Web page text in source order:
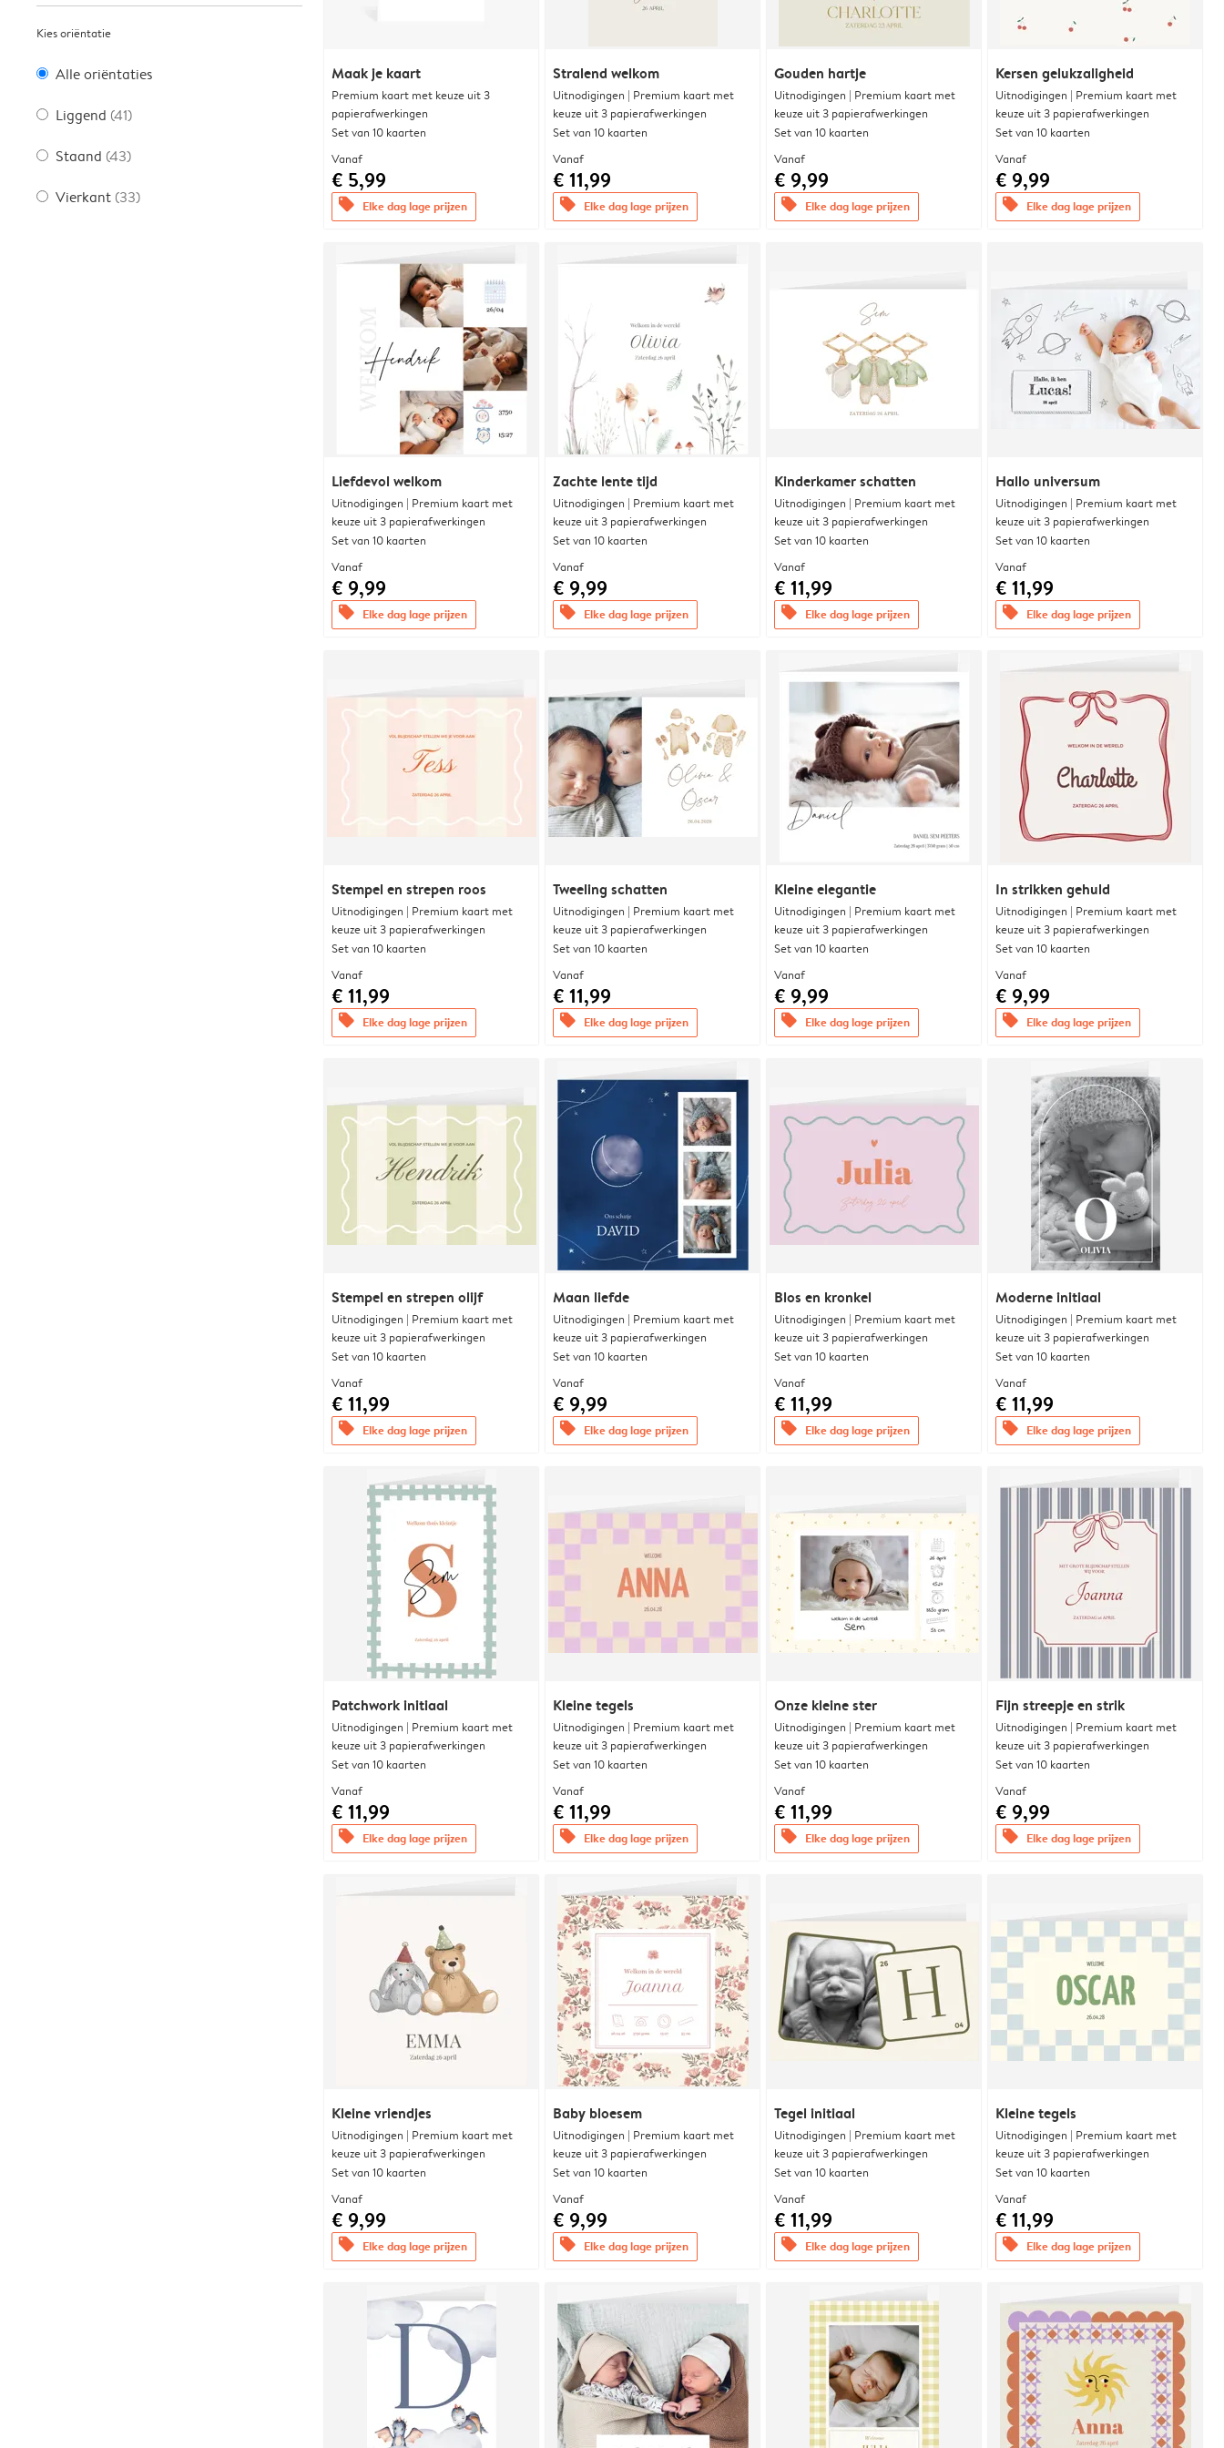
Kies oriëntatie
Alle oriëntaties
Liggend (41)
Staand (43)
Vierkant (33)
Maak je kaart
Premium kaart met keuze uit 3
papierafwerkingen
Set van 10 kaarten
Vanaf
€ 5,99
offers Elke dag lage prijzen
Stralend welkom
Uitnodigingen | Premium kaart met
keuze uit 3 papierafwerkingen
Set van 10 kaarten
Vanaf
€ 11,99
offers Elke dag lage prijzen
Gouden hartje
Uitnodigingen | Premium kaart met
keuze uit 3 papierafwerkingen
Set van 10 kaarten
Vanaf
€ 9,99
offers Elke dag lage prijzen
Kersen gelukzaligheid
Uitnodigingen | Premium kaart met
keuze uit 3 papierafwerkingen
Set van 10 kaarten
Vanaf
€ 9,99
offers Elke dag lage prijzen
Liefdevol welkom
Uitnodigingen | Premium kaart met
keuze uit 3 papierafwerkingen
Set van 10 kaarten
Vanaf
€ 9,99
offers Elke dag lage prijzen
Zachte lente tijd
Uitnodigingen | Premium kaart met
keuze uit 3 papierafwerkingen
Set van 10 kaarten
Vanaf
€ 9,99
offers Elke dag lage prijzen
Kinderkamer schatten
Uitnodigingen | Premium kaart met
keuze uit 3 papierafwerkingen
Set van 10 kaarten
Vanaf
€ 11,99
offers Elke dag lage prijzen
Hallo universum
Uitnodigingen | Premium kaart met
keuze uit 3 papierafwerkingen
Set van 10 kaarten
Vanaf
€ 11,99
offers Elke dag lage prijzen
Stempel en strepen roos
Uitnodigingen | Premium kaart met
keuze uit 3 papierafwerkingen
Set van 10 kaarten
Vanaf
€ 11,99
offers Elke dag lage prijzen
Tweeling schatten
Uitnodigingen | Premium kaart met
keuze uit 3 papierafwerkingen
Set van 10 kaarten
Vanaf
€ 11,99
offers Elke dag lage prijzen
Kleine elegantie
Uitnodigingen | Premium kaart met
keuze uit 3 papierafwerkingen
Set van 10 kaarten
Vanaf
€ 9,99
offers Elke dag lage prijzen
In strikken gehuld
Uitnodigingen | Premium kaart met
keuze uit 3 papierafwerkingen
Set van 10 kaarten
Vanaf
€ 9,99
offers Elke dag lage prijzen
Stempel en strepen olijf
Uitnodigingen | Premium kaart met
keuze uit 3 papierafwerkingen
Set van 10 kaarten
Vanaf
€ 11,99
offers Elke dag lage prijzen
Maan liefde
Uitnodigingen | Premium kaart met
keuze uit 3 papierafwerkingen
Set van 10 kaarten
Vanaf
€ 9,99
offers Elke dag lage prijzen
Blos en kronkel
Uitnodigingen | Premium kaart met
keuze uit 3 papierafwerkingen
Set van 10 kaarten
Vanaf
€ 11,99
offers Elke dag lage prijzen
Moderne initiaal
Uitnodigingen | Premium kaart met
keuze uit 3 papierafwerkingen
Set van 10 kaarten
Vanaf
€ 11,99
offers Elke dag lage prijzen
Patchwork initiaal
Uitnodigingen | Premium kaart met
keuze uit 3 papierafwerkingen
Set van 10 kaarten
Vanaf
€ 11,99
offers Elke dag lage prijzen
Kleine tegels
Uitnodigingen | Premium kaart met
keuze uit 3 papierafwerkingen
Set van 10 kaarten
Vanaf
€ 11,99
offers Elke dag lage prijzen
Onze kleine ster
Uitnodigingen | Premium kaart met
keuze uit 3 papierafwerkingen
Set van 10 kaarten
Vanaf
€ 11,99
offers Elke dag lage prijzen
Fijn streepje en strik
Uitnodigingen | Premium kaart met
keuze uit 3 papierafwerkingen
Set van 10 kaarten
Vanaf
€ 9,99
offers Elke dag lage prijzen
Kleine vriendjes
Uitnodigingen | Premium kaart met
keuze uit 3 papierafwerkingen
Set van 10 kaarten
Vanaf
€ 9,99
offers Elke dag lage prijzen
Baby bloesem
Uitnodigingen | Premium kaart met
keuze uit 3 papierafwerkingen
Set van 10 kaarten
Vanaf
€ 9,99
offers Elke dag lage prijzen
Tegel initiaal
Uitnodigingen | Premium kaart met
keuze uit 3 papierafwerkingen
Set van 10 kaarten
Vanaf
€ 11,99
offers Elke dag lage prijzen
Kleine tegels
Uitnodigingen | Premium kaart met
keuze uit 3 papierafwerkingen
Set van 10 kaarten
Vanaf
€ 11,99
offers Elke dag lage prijzen